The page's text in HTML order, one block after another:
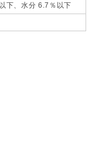
下、水分 6.7％以下